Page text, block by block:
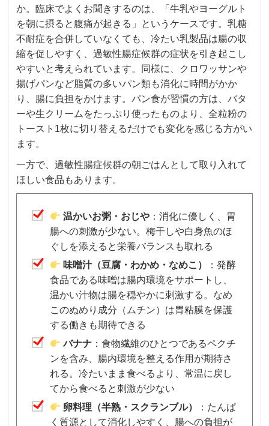
か。臨床でよくお聞きするのは、「牛乳やヨーグルト
を朝に摂ると腹痛が起きる」というケースです。乳糖
不耐症を合併していなくても、冷たい乳製品は腸の収
縮を促しやすく、過敏性腸症候群の症状を引き起こし
やすいと考えられています。同様に、クロワッサンや
揚げパンなど脂質の多いパン類も消化に時間がかか
り、腸に負担をかけます。パン食が習慣の方は、バタ
ーや生クリームをたっぷり使ったものより、全粒粉の
トースト1枚に切り替えるだけでも変化を感じる方がい
ます。
一方で、過敏性腸症候群の朝ごはんとして取り入れて
ほしい食品もあります。
温かいお粥・おじや ：消化に優しく、胃
腸への刺激が少ない。梅干しや白身魚のほ
ぐしを添えると栄養バランスも取れる
味噌汁（豆腐・わかめ・なめこ）
：発酵
食品である味噌は腸内環境をサポートし、
温かい汁物は腸を穏やかに刺激する。なめ
このぬめり成分（ムチン）は胃粘膜を保護
する働きも期待できる
バナナ ：食物繊維のひとつであるペクチ
ンを含み、腸内環境を整える作用が期待さ
れる。冷たいまま食べるより、常温に戻し
てから食べると刺激が少ない
卵料理（半熟・スクランブル）
：たんぱ
く質源として消化しやすく、腸への負担が